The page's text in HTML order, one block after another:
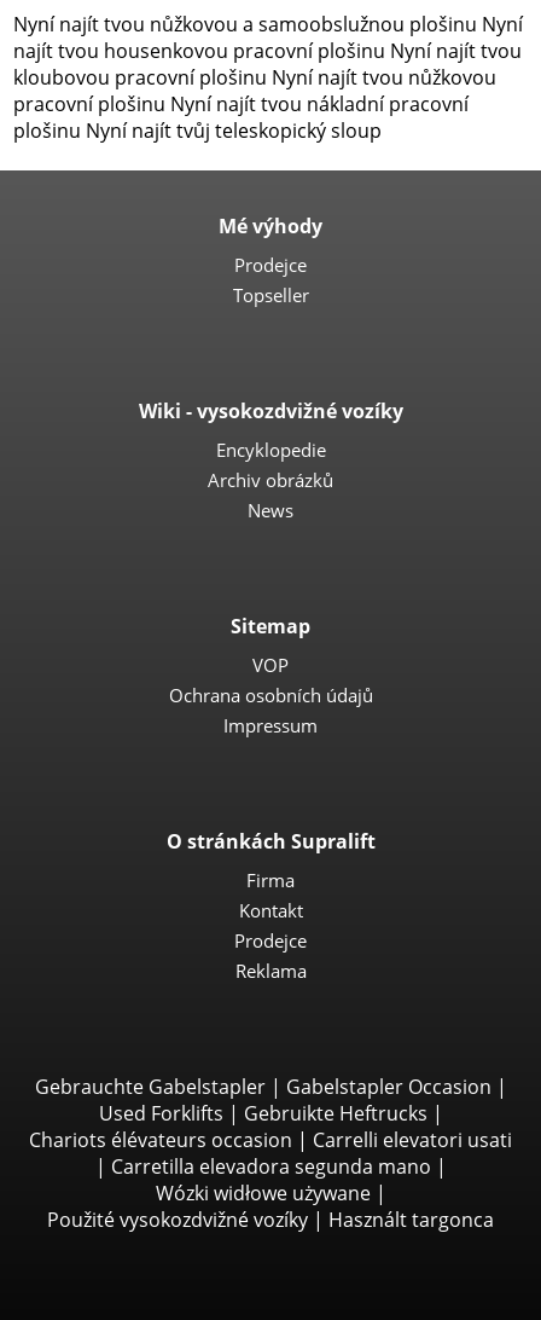
Nyní najít tvou nůžkovou a samoobslužnou plošinu Nyní
najít tvou housenkovou pracovní plošinu Nyní najít tvou
kloubovou pracovní plošinu Nyní najít tvou nůžkovou
pracovní plošinu Nyní najít tvou nákladní pracovní
plošinu Nyní najít tvůj teleskopický sloup
Mé výhody
Prodejce
Topseller
Wiki - vysokozdvižné vozíky
Encyklopedie
Archiv obrázků
News
Sitemap
VOP
Ochrana osobních údajů
Impressum
O stránkách Supralift
Firma
Kontakt
Prodejce
Reklama
Gebrauchte Gabelstapler| Gabelstapler Occasion |
Used Forklifts | Gebruikte Heftrucks |
Chariots élévateurs occasion | Carrelli elevatori usati
| Carretilla elevadora segunda mano |
Wózki widłowe używane|
Použité vysokozdvižné vozíky | Használt targonca